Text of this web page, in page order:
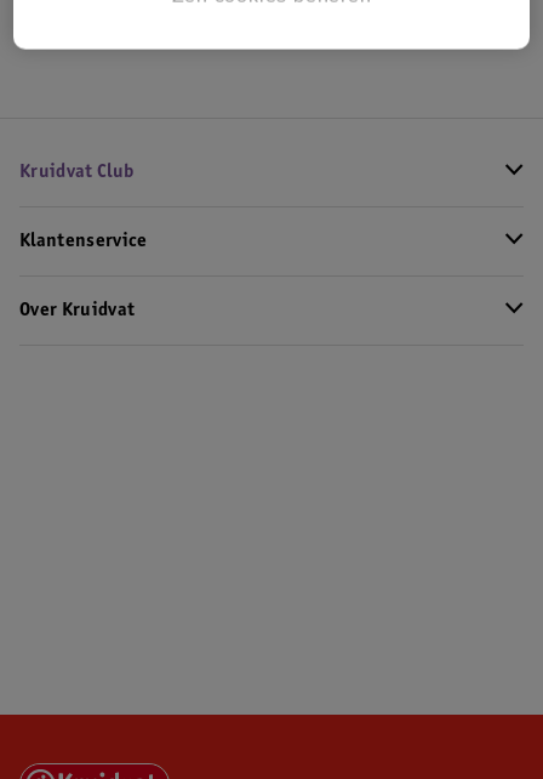
Kruidvat Club
Klantenservice
Over Kruidvat